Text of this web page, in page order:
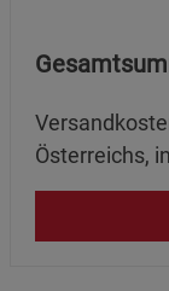
Österreichs,